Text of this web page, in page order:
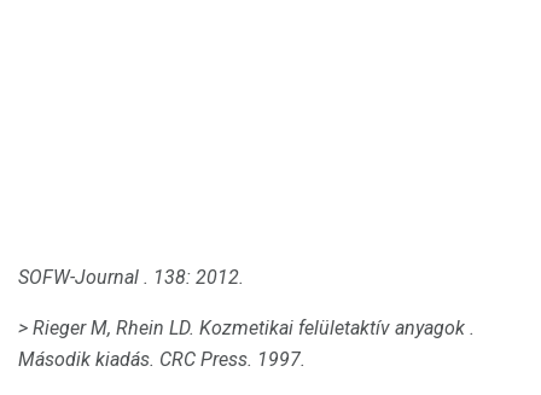
SOFW-Journal . 138: 2012.
> Rieger M, Rhein LD. Kozmetikai felületaktív anyagok .
Második kiadás. CRC Press. 1997.